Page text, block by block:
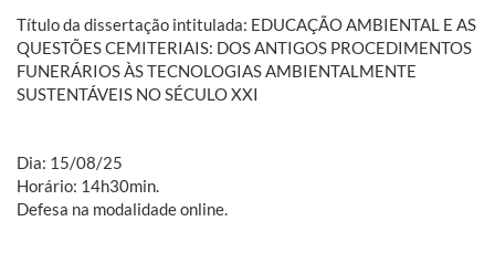
Título da dissertação intitulada: EDUCAÇÃO AMBIENTAL E AS
QUESTÕES CEMITERIAIS: DOS ANTIGOS PROCEDIMENTOS
FUNERÁRIOS ÀS TECNOLOGIAS AMBIENTALMENTE
SUSTENTÁVEIS NO SÉCULO XXI
Dia: 15/08/25
Horário: 14h30min.
Defesa na modalidade online.